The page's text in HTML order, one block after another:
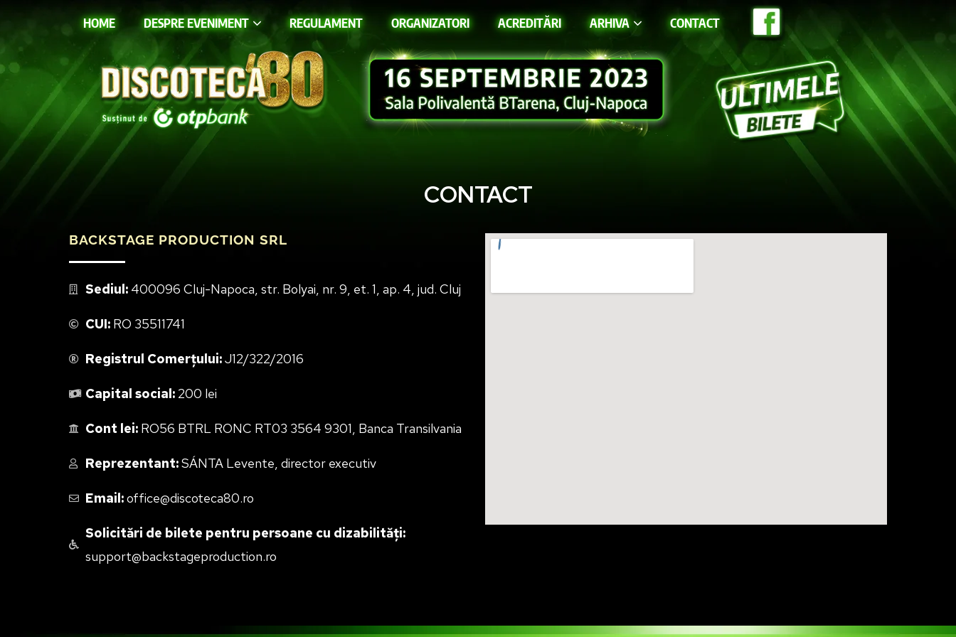
HOME DESPRE EVENIMENT REGULAMENT ORGANIZATORI ACREDITĂRI ARHIVA CONTACT
CONTACT
BACKSTAGE PRODUCTION SRL
Sediul:400096 Cluj-Napoca, str. Bolyai, nr. 9, et. 1, ap. 4, jud. Cluj
CUI:RO 35511741
Registrul Comerțului:J12/322/2016
Capital social:200 lei
Cont lei:RO56 BTRL RONC RT03 3564 9301, Banca Transilvania
Reprezentant:SÁNTA Levente, director executiv
Email:office@discoteca80.ro
Solicitări de bilete pentru persoane cu dizabilități:
support@backstageproduction.ro